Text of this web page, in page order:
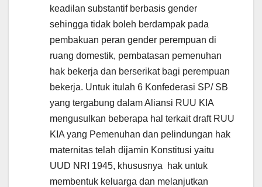
keadilan substantif berbasis gender
sehingga tidak boleh berdampak pada
pembakuan peran gender perempuan di
ruang domestik, pembatasan pemenuhan
hak bekerja dan berserikat bagi perempuan
bekerja. Untuk itulah 6 Konfederasi SP/ SB
yang tergabung dalam Aliansi RUU KIA
mengusulkan beberapa hal terkait draft RUU
KIA yang Pemenuhan dan pelindungan hak
maternitas telah dijamin Konstitusi yaitu
UUD NRI 1945, khususnya hak untuk
membentuk keluarga dan melanjutkan